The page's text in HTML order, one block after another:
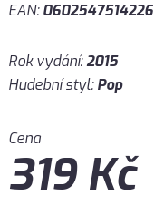
EAN:0602547514226
Rok vydání:2015
Hudební styl:Pop
Cena
319Kč